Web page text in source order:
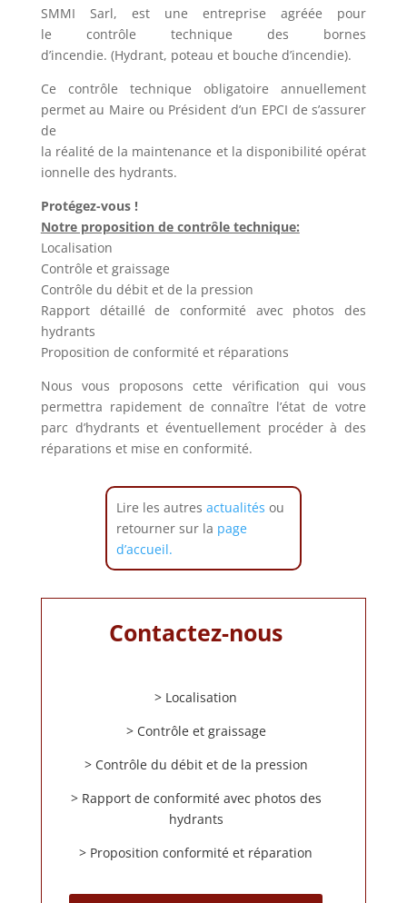
SMMI Sarl, est une entreprise agréée pour
le contrôle technique des bornes
d’incendie. (Hydrant, poteau et bouche d’incendie).
Ce contrôle technique obligatoire annuellement
permet au Maire ou Président d’un EPCI de s’assurer
de
la réalité de la maintenance et la disponibilité opérat
ionnelle des hydrants.
Protégez-vous !
Notre proposition de contrôle technique:
Localisation
Contrôle et graissage
Contrôle du débit et de la pression
Rapport détaillé de conformité avec photos des
hydrants
Proposition de conformité et réparations
Nous vous proposons cette vérification qui vous
permettra rapidement de connaître l’état de votre
parc d’hydrants et éventuellement procéder à des
réparations et mise en conformité.
Lire les autresactualités ou
retourner sur la page
d’accueil.
Contactez-nous
> Localisation
> Contrôle et graissage
> Contrôle du débit et de la pression
> Rapport de conformité avec photos des
hydrants
> Proposition conformité et réparation